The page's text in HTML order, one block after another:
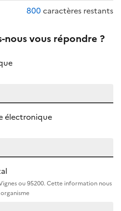
800 caractères restants
vous répondre ?
électronique
ou 95200. Cette information nous